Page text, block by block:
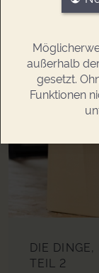
DIE
TEIL 2
außerhalb
gesetzt.
Funktionen